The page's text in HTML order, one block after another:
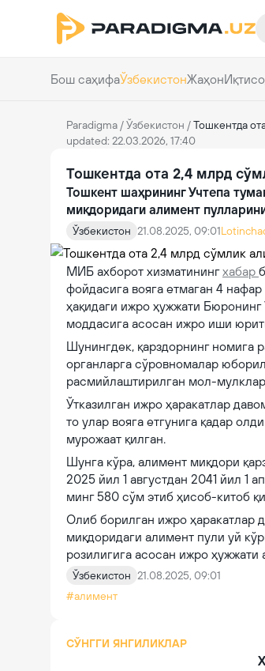
Бош саҳифаЎзбекистонЖаҳон
Paradigma /Ўзбекистон /Тошкентда
updated: 22.03.2026, 17:40
Тошкентда ота 2,4 млрд
Тошкент шаҳрининг Учтепа
миқдоридаги алимент
Ўзбекистон 21.08.2025, 09:01
МИБ ахборот хизматинингхабар
фойдасига вояга етмаган 4
ҳақидаги ижро ҳужжати
моддасига асосан ижро иши
Шунингдек, қарздорнинг номига
органларга сўровномалар
расмийлаштирилган мол-
Ўтказилган ижро ҳаракатлар
то улар вояга етгунига қадар
мурожаат қилган.
Шунга кўра, алимент миқдори
2025 йил 1 августдан 2041 йил 1
минг 580 сўм этиб ҳисоб-китоб
Олиб борилган ижро ҳаракатлар
миқдоридаги алимент пули уй
розилигига асосан ижро
Ўзбекистон 21.08.2025, 09:01
#алимент
СЎНГГИ ЯНГИЛИКЛАР